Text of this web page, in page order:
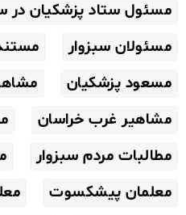
مسئول ستاد پزشکیان در
مسئولان سبزوار
مسعود پزشکیان
مشاهیر غرب خراسان
مطالبات مردم سبزوار
معلمان پیشکسوت